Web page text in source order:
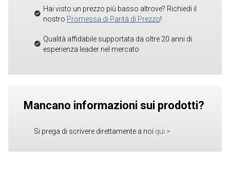
Hai visto un prezzo più basso altrove? Richiedi il
nostro Promessa di Parità di Prezzo!
Qualità affidabile supportata da oltre 20 anni di
esperienza leader nel mercato
Mancano informazioni sui prodotti?
Si prega di scrivere direttamente a noi qui >